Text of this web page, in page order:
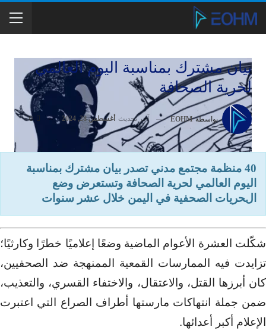
بيان مشترك بمناسبة اليوم العالمي
لحرية الصحافة
بواسطةEOHM آخر تحديث أغسطس 28, 2024
40 منظمة مجتمع مدني تصدر بيان مشترك بمناسبة
اليوم العالمي لحرية الصحافة وتستعرض وضع
الحريات الصحفية في اليمن خلال عشر سنوات
شكّلت العشرة الأعوام الماضية وضعًا إعلاميًا خطرًا وكارثيًا؛
تزايدت فيه الممارسات القمعية الممنهجة ضد الصحفيين،
كان أبرزها القتل، والاعتقال، والاختفاء القسري، والتعذيب،
ضمن جملة انتهاكات مارستها أطراف الصراع التي اعتبرت
الإعلام أكبر أعدائها.